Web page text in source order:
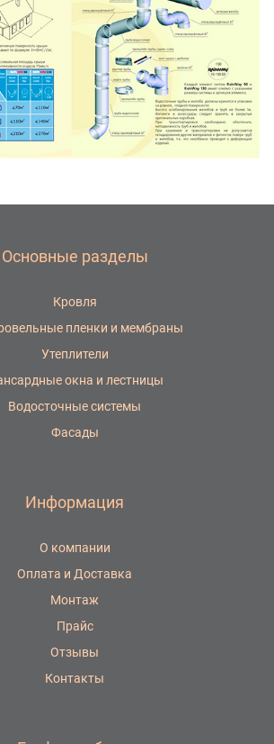
Основные разделы
Кровля
пленки и мембраны
Утеплители
окна и лестницы
Водосточные системы
Фасады
Информация
О компании
Оплата и Доставка
Монтаж
Прайс
Отзывы
Контакты